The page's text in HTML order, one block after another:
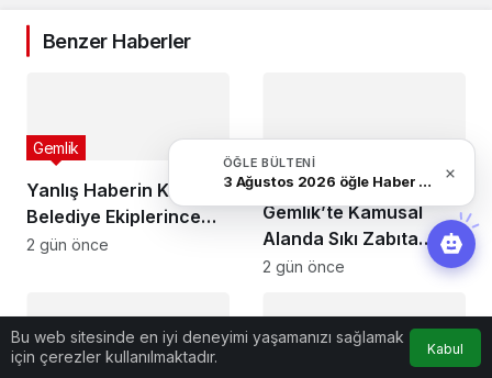
Benzer Haberler
Yanlış Haberin Konusu
Belediye Ekiplerince
Tespit Edildi
Gemlik
2 gün önce
Gemlik’te Kamusal
Alanda Sıkı Zabıta
Denetimi
Gemlik
2 gün önce
Gemlik
Gemlik
ÖĞLE BÜLTENI
3 Ağustos 2026 öğle Haber Bülteni
Bu web sitesinde en iyi deneyimi yaşamanızı sağlamak
için çerezler kullanılmaktadır.
Kabul